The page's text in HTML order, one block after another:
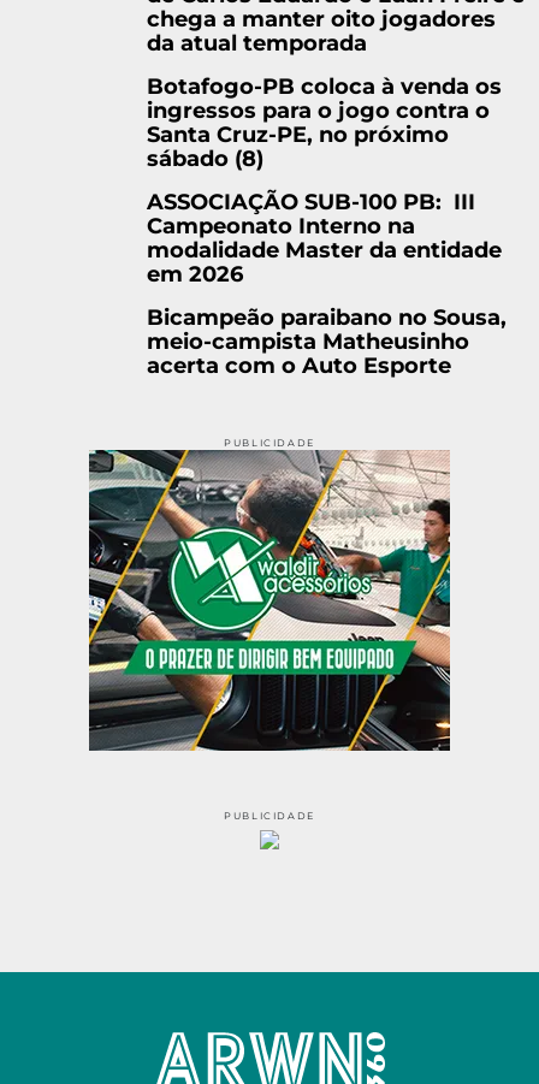
chega a manter oito jogadores
da atual temporada
Botafogo-PB coloca à venda os
ingressos para o jogo contra o
Santa Cruz-PE, no próximo
sábado (8)
ASSOCIAÇÃO SUB-100 PB: III
Campeonato Interno na
modalidade Master da entidade
em 2026
Bicampeão paraibano no Sousa,
meio-campista Matheusinho
acerta com o Auto Esporte
PUBLICIDADE
PUBLICIDADE